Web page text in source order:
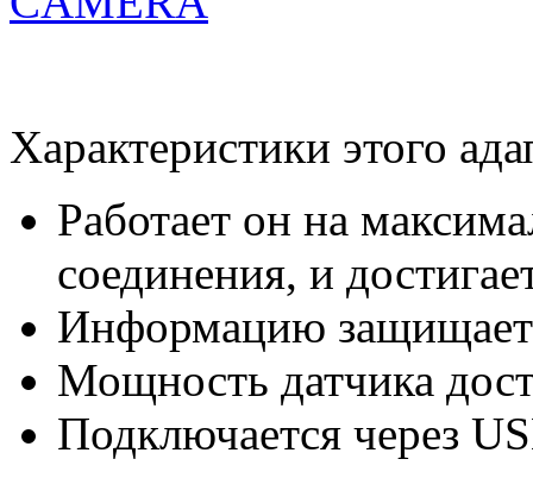
Характеристики этого
Работает он на
соединения, и
Информацию защищает
Мощность датчика
Подключается через